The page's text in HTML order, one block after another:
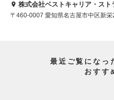
株式会社ベストキャリア・スト
〒460-0007 愛知県名古屋市中区新
最近ご覧になっ
おすす